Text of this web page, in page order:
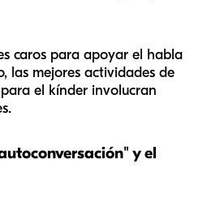
caros para apoyar el habla
las mejores actividades de
el kínder involucran
y el